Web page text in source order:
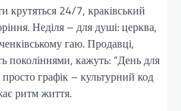
крутяться 24/7, краківський
Неділя – для душі: церква,
гаю. Продавці,
поколіннями, кажуть: “День для
графік – культурний код
ритм життя.